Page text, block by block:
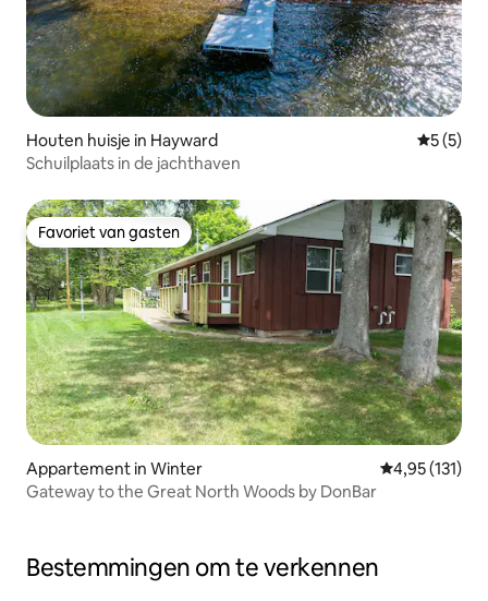
Houten huisje in Hayward
5 (5)
Schuilplaats in de jachthaven
Favoriet van gasten
Favoriet van gasten
Appartement in Winter Gemiddelde
4,95 (131)
Gateway to the Great North Woods by DonBar
Bestemmingen om te verkennen